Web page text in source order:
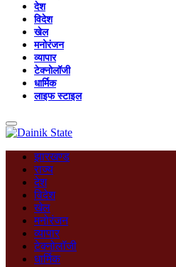
देश
विदेश
खेल
मनोरंजन
व्यापार
टेक्नोलॉजी
धार्मिक
लाइफ स्टाइल
झारखण्ड
राज्य
देश
विदेश
खेल
मनोरंजन
व्यापार
टेक्नोलॉजी
धार्मिक